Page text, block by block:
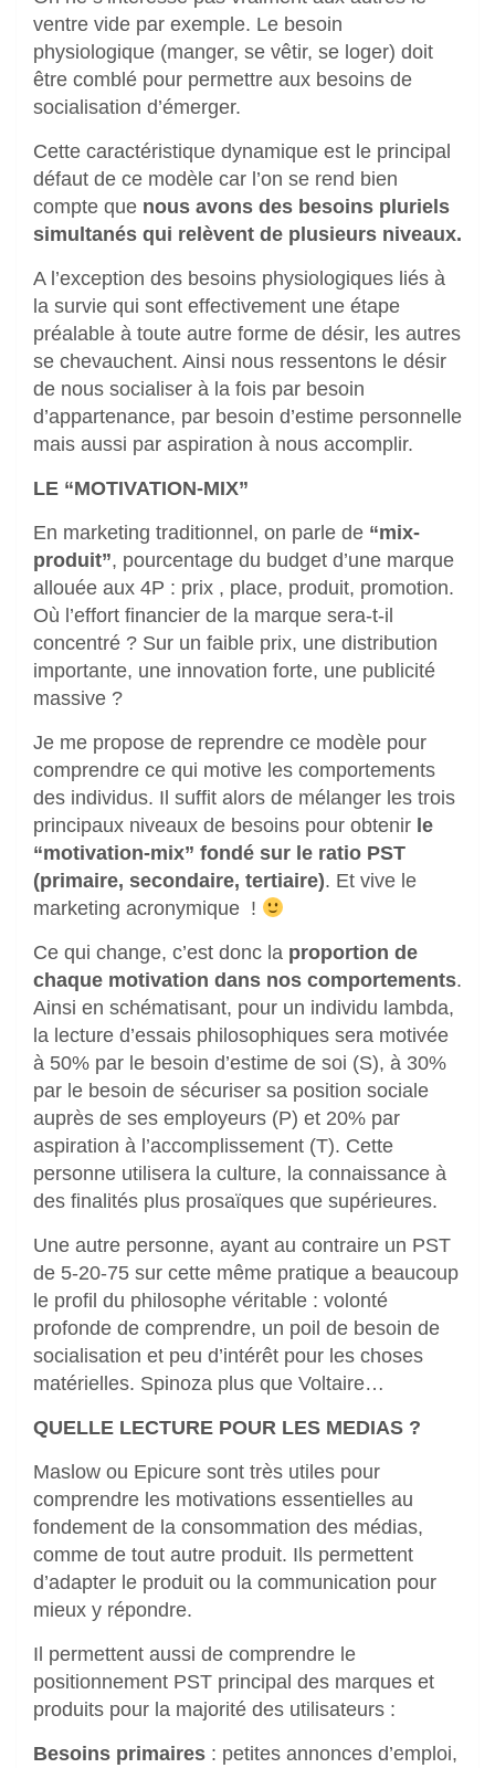
ventre vide par exemple. Le besoin
physiologique (manger, se vêtir, se loger) doit
être comblé pour permettre aux besoins de
socialisation d’émerger.
Cette caractéristique dynamique est le principal
défaut de ce modèle car l’on se rend bien
compte que nous avons des besoins pluriels
simultanés qui relèvent de plusieurs niveaux.
A l’exception des besoins physiologiques liés à
la survie qui sont effectivement une étape
préalable à toute autre forme de désir, les autres
se chevauchent. Ainsi nous ressentons le désir
de nous socialiser à la fois par besoin
d’appartenance, par besoin d’estime personnelle
mais aussi par aspiration à nous accomplir.
LE “MOTIVATION-MIX”
En marketing traditionnel, on parle de “mix-
produit”, pourcentage du budget d’une marque
allouée aux 4P : prix , place, produit, promotion.
Où l’effort financier de la marque sera-t-il
concentré ? Sur un faible prix, une distribution
importante, une innovation forte, une publicité
massive ?
Je me propose de reprendre ce modèle pour
comprendre ce qui motive les comportements
des individus. Il suffit alors de mélanger les trois
principaux niveaux de besoins pour obtenir le
“motivation-mix” fondé sur le ratio PST
(primaire, secondaire, tertiaire). Et vive le
marketing acronymique !
Ce qui change, c’est donc la proportion de
chaque motivation dans nos comportements.
Ainsi en schématisant, pour un individu lambda,
la lecture d’essais philosophiques sera motivée
à 50% par le besoin d’estime de soi (S), à 30%
par le besoin de sécuriser sa position sociale
auprès de ses employeurs (P) et 20% par
aspiration à l’accomplissement (T). Cette
personne utilisera la culture, la connaissance à
des finalités plus prosaïques que supérieures.
Une autre personne, ayant au contraire un PST
de 5-20-75 sur cette même pratique a beaucoup
le profil du philosophe véritable : volonté
profonde de comprendre, un poil de besoin de
socialisation et peu d’intérêt pour les choses
matérielles. Spinoza plus que Voltaire…
QUELLE LECTURE POUR LES MEDIAS ?
Maslow ou Epicure sont très utiles pour
comprendre les motivations essentielles au
fondement de la consommation des médias,
comme de tout autre produit. Ils permettent
d’adapter le produit ou la communication pour
mieux y répondre.
Il permettent aussi de comprendre le
positionnement PST principal des marques et
produits pour la majorité des utilisateurs :
Besoins primaires : petites annonces d’emploi,